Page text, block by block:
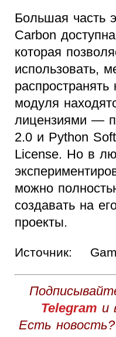
Большая часть
Carbon
которая
использовать,
модуля
лицензиями —
2.0 и Python
License. Но в
можно
создавать на
проекты.
Источник:
Telegram и
Есть